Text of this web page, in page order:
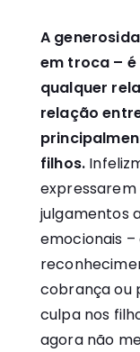
A
em troca –
qualquer
relação
filhos.
julgamentos
emocionais –
cobrança ou
culpa nos
agora não